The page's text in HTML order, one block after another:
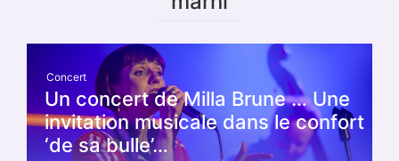
Concert
Un concert de Milla Brune … Une
invitation musicale dans le confort
‘de sa bulle’…